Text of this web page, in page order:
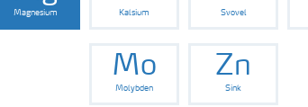
Magnesium Kalsium Svovel
Mo
Molybden
Zn
Sink